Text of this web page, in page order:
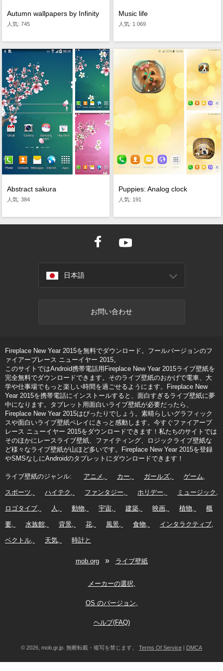
Autumn wallpapers by Infinity
人気: 745
Music life
人気: 1 069
Abstract sakura
人気: 384
Puppies: Analog clock
人気: 191
日本語
お問い合わせ
Fireplace New Year 2015を無料でダウンロード。フールバージョンのフ
ァイアープレース ニューイヤー 2015。
このサイトではAndroid携帯電話用Fireplace New Year 2015ライブ壁紙を
完全無料でダウンロードできます。そのライブ壁紙のおかげで電車、大
学や仕事場でもっと楽しい時間を過ごせるようにます。Fireplace New
Year 2015を携帯電話にインストールすると、面白すぎるライブ壁紙に夢
中になります。タブレット用面白いライブ壁紙が必要だったら、
Fireplace New Year 2015はぴったりでしょう。素晴らしいグラフィック
スや面白いライブ壁紙ペレイにきっと感動します。今すぐファイアープ
レース ニューイヤー 2015をダウンロードできます！私たちのサイトでは
そのほかにレースライブ壁紙、ファイティング、ロジックライブ壁紙な
ど様々なライブ壁紙が山ほど多いです。Fireplace New Year 2015を登録
やSMSなしにAndroidのタブレットにダウンロードできます！
ライブ壁紙のジャンル: アニメ カー ガールズ ゲーム
スポーツ ハイテク ファンタジー ホリデー ミュージック
ロゴタイプ 人 動物 宇宙 建築 映画 植物 概
要 水族館 背景 花 風景 食物 インタラクティブ
ベクトル 天気 時計と
mob.org» ライブ壁紙
メーカーの選択
OS のバージョン
ヘルプ(FAQ)
© 2026, mob.gr.jp. 無断転載・複写を禁じます。 Terms Of Service | DMCA